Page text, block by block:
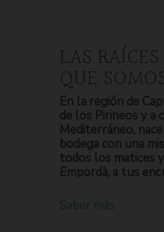
LAS
QUE
En la región de
de los Pirineos y a
Mediterráneo,
bodega con una
todos los matices
Empordà, a tus